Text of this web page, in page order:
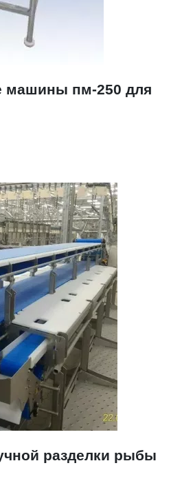
машины пм-250 для
разделки рыбы